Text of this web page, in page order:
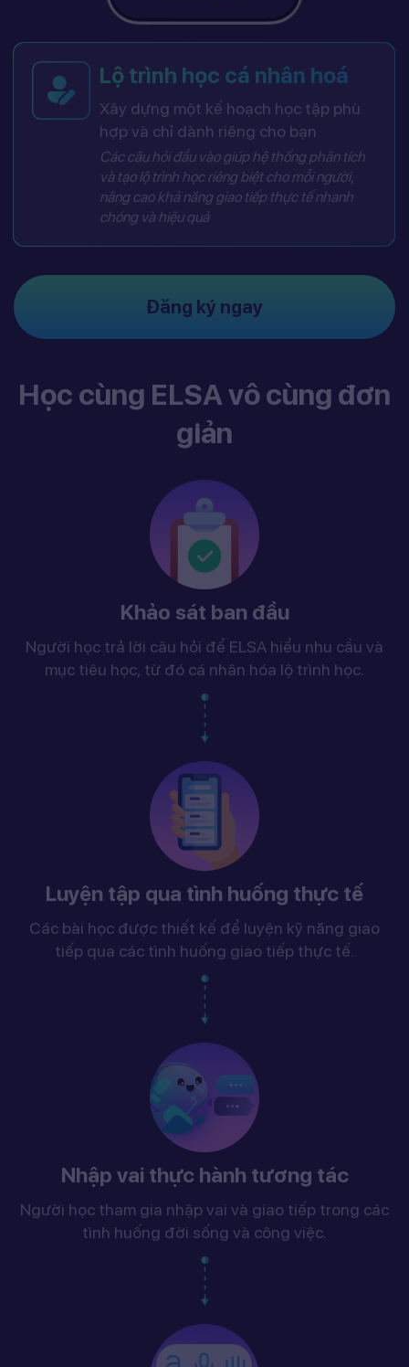
Lộ trình học cá nhân hoá
Xây dựng một kế hoạch học tập phù
hợp và chỉ dành riêng cho bạn
Các câu hỏi đầu vào giúp hệ thống phân tích
và tạo lộ trình học riêng biệt cho mỗi người,
nâng cao khả năng giao tiếp thực tế nhanh
chóng và hiệu quả
Đăng ký ngay
Học cùng ELSA vô cùng đơn
giản
Khảo sát ban đầu
Người học trả lời câu hỏi để ELSA hiểu nhu cầu và
mục tiêu học, từ đó cá nhân hóa lộ trình học.
Luyện tập qua tình huống thực tế
Các bài học được thiết kế để luyện kỹ năng giao
tiếp qua các tình huống giao tiếp thực tế.
Nhập vai thực hành tương tác
Người học tham gia nhập vai và giao tiếp trong các
tình huống đời sống và công việc.